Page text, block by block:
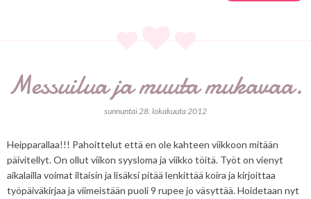
Messuilua ja muuta mukavaa.
sunnuntai 28. lokakuuta 2012
Heipparallaa!!! Pahoittelut että en ole kahteen viikkoon mitään
päivitellyt. On ollut viikon syysloma ja viikko töitä. Työt on vienyt
aikalailla voimat iltaisin ja lisäksi pitää lenkittää koira ja kirjoittaa
työpäiväkirjaa ja viimeistään puoli 9 rupee jo väsyttää. Hoidetaan nyt